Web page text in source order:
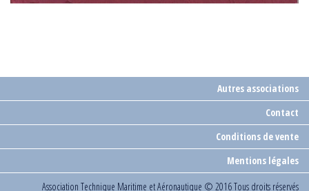
Autres associations
Contact
Conditions de vente
Mentions légales
Association Technique Maritime et Aéronautique © 2016 Tous droits réservés